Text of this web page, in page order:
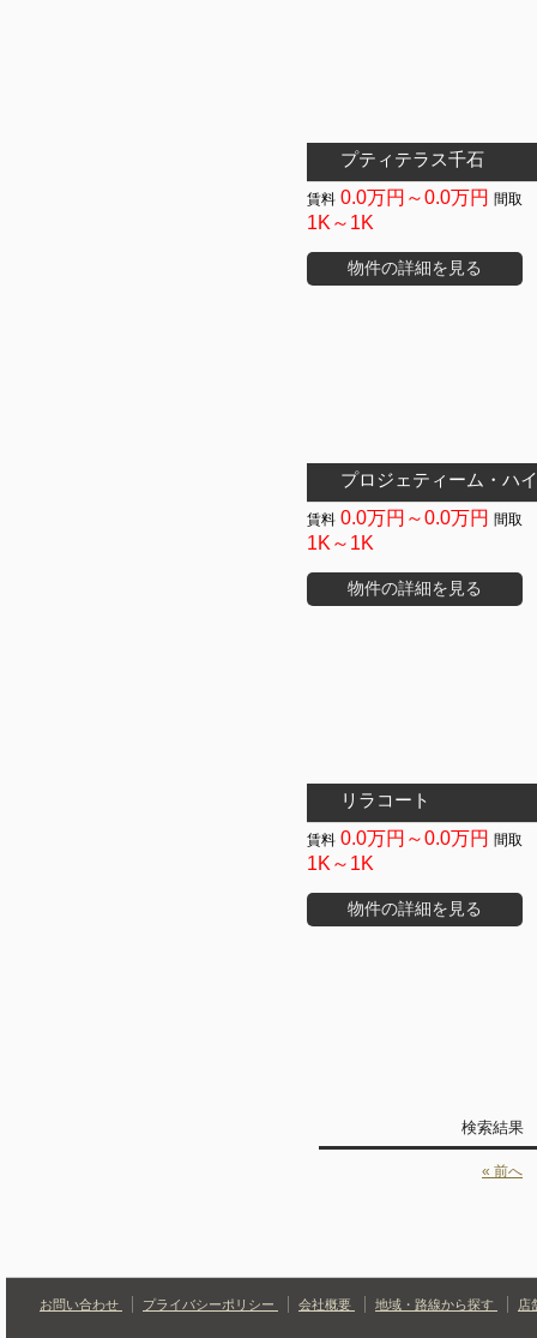
プティテラス千石
0.0万円～0.0万円
1K～1K
物件の詳細を見る
プロジェティーム・ハ
0.0万円～0.0万円
1K～1K
物件の詳細を見る
リラコート
0.0万円～0.0万円
1K～1K
物件の詳細を見る
検索結
« 前へ
お問い合わせ プライバシーポリシー 会社概要 地域・路線から探す 店